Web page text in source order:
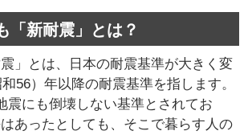
「新耐震」とは？
」とは、日本の耐震基準が大きく変
56）年以降の耐震基準を指します。
震にも倒壊しない基準とされてお
あったとしても、そこで暮らす人の